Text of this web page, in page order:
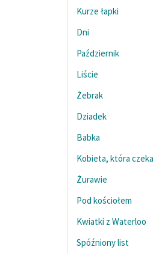
Kurze łapki
Dni
Październik
Liście
Żebrak
Dziadek
Babka
Kobieta, która czeka
Żurawie
Pod kościołem
Kwiatki z Waterloo
Spóźniony list